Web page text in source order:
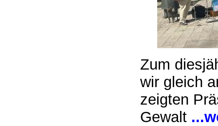
Zum
wir gleich
zeigten
Gewalt